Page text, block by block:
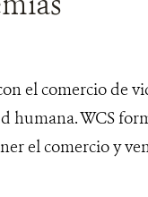
el comercio de
humana. WCS
el comercio y